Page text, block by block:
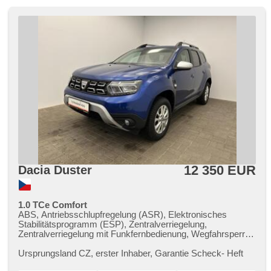
Sitze, höheneinstellbare Sitze, höheneinstellbare Fahrersitz,
příjem rádia (DAB), Außenthermometer, beheizte Spiegel,
beheizte Frontscheibe, Teilbare Rücksitzbank,
Heckscheibenwischer, přední pohon, zadní pohon, El.
Anlasser, Garantie, digitální přístrojová deska
Dacia Duster 12 350 EUR
1.0 TCe Comfort
ABS, Antriebsschlupfregelung (ASR), Elektronisches
Stabilitätsprogramm (ESP), Zentralverriegelung,
Zentralverriegelung mit Funkfernbedienung, Wegfahrsperre,
Xenonscheinwerfer, El. Spiegel, beheizte Spiegel, Alufelgen,
Ursprungsland CZ,​ erster Inhaber,​ Garantie Scheck​- Heft